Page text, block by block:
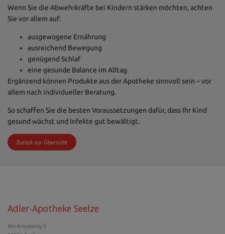
Zurück zur Übersicht
Wenn Sie die Abwehrkräfte bei Kindern stärken möchten, achten
Sie vor allem auf:
ausgewogene Ernährung
ausreichend Bewegung
genügend Schlaf
eine gesunde Balance im Alltag
Ergänzend können Produkte aus der Apotheke sinnvoll sein – vor
allem nach individueller Beratung.
So schaffen Sie die besten Voraussetzungen dafür, dass Ihr Kind
gesund wächst und Infekte gut bewältigt.
Adler-Apotheke Seelze
Am Kreuzweg 5